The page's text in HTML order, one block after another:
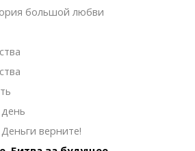
большой любви
верните!